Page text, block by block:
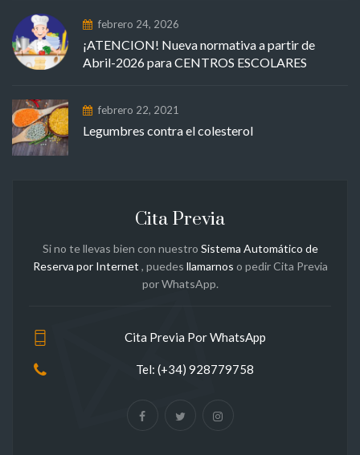
febrero 24, 2026
¡ATENCION! Nueva normativa a partir de
Abril-2026 para CENTROS ESCOLARES
febrero 22, 2021
Legumbres contra el colesterol
Cita Previa
Si no te llevas bien con nuestro Sistema Automático de
Reserva por Internet , puedes llamarnos o pedir Cita Previa
por WhatsApp.
Cita Previa Por WhatsApp
Tel: (+34) 928779758